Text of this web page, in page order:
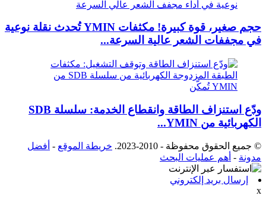
حجم صغير، قوة كبيرة! مكثفات YMIN تُحدث نقلة نوعية
في مجففات الشعر عالية السرعة...
ودّع استنزاف الطاقة وانقطاع الخدمة: سلسلة SDB
الكهربائية من YMIN...
© جميع الحقوق محفوظة - 2010-2023. خريطة الموقع - أفضل
مدونة - أهم عمليات البحث
إرسال بريد إلكتروني
x